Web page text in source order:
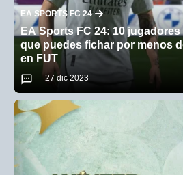
EA SPORTS FC 24
EA Sports FC 24: 10 jugadores
que puedes fichar por menos
en FUT
27 dic 2023